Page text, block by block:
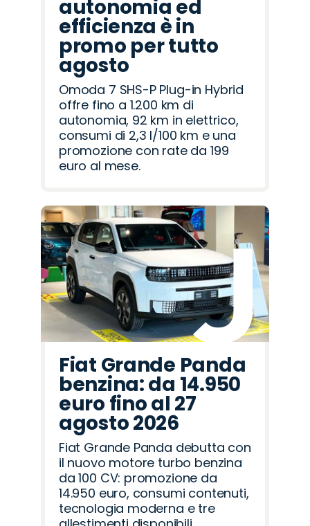
autonomia ed
efficienza è in
promo per tutto
agosto
Omoda 7 SHS-P Plug-in Hybrid
offre fino a 1.200 km di
autonomia, 92 km in elettrico,
consumi di 2,3 l/100 km e una
promozione con rate da 199
euro al mese.
Fiat Grande Panda
benzina: da 14.950
euro fino al 27
agosto 2026
Fiat Grande Panda debutta con
il nuovo motore turbo benzina
da 100 CV: promozione da
14.950 euro, consumi contenuti,
tecnologia moderna e tre